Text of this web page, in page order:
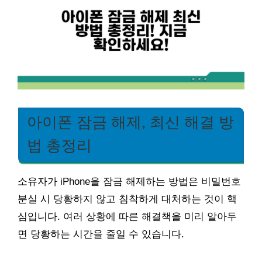
아이폰 잠금 해제, 최신 해결 방
법 총정리
소유자가 iPhone을 잠금 해제하는 방법은 비밀번호
분실 시 당황하지 않고 침착하게 대처하는 것이 핵
심입니다. 여러 상황에 따른 해결책을 미리 알아두
면 당황하는 시간을 줄일 수 있습니다.